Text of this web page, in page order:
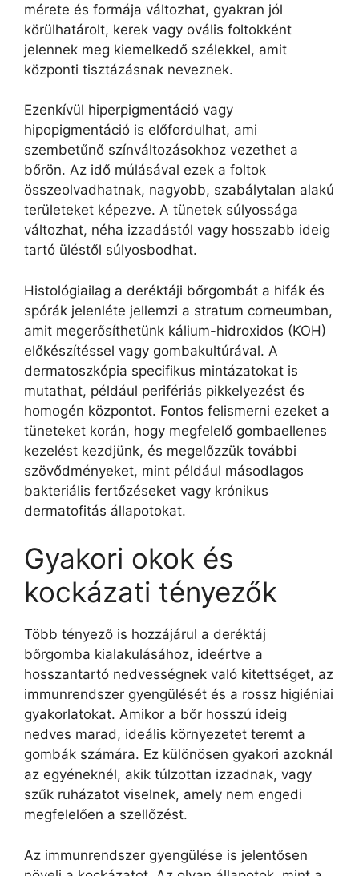
mérete és formája változhat, gyakran jól
körülhatárolt, kerek vagy ovális foltokként
jelennek meg kiemelkedő szélekkel, amit
központi tisztázásnak neveznek.
Ezenkívül hiperpigmentáció vagy
hipopigmentáció is előfordulhat, ami
szembetűnő színváltozásokhoz vezethet a
bőrön. Az idő múlásával ezek a foltok
összeolvadhatnak, nagyobb, szabálytalan alakú
területeket képezve. A tünetek súlyossága
változhat, néha izzadástól vagy hosszabb ideig
tartó üléstől súlyosbodhat.
Histológiailag a deréktáji bőrgombát a hifák és
spórák jelenléte jellemzi a stratum corneumban,
amit megerősíthetünk kálium-hidroxidos (KOH)
előkészítéssel vagy gombakultúrával. A
dermatoszkópia specifikus mintázatokat is
mutathat, például perifériás pikkelyezést és
homogén központot. Fontos felismerni ezeket a
tüneteket korán, hogy megfelelő gombaellenes
kezelést kezdjünk, és megelőzzük további
szövődményeket, mint például másodlagos
bakteriális fertőzéseket vagy krónikus
dermatofitás állapotokat.
Gyakori okok és
kockázati tényezők
Több tényező is hozzájárul a deréktáj
bőrgomba kialakulásához, ideértve a
hosszantartó nedvességnek való kitettséget, az
immunrendszer gyengülését és a rossz higiéniai
gyakorlatokat. Amikor a bőr hosszú ideig
nedves marad, ideális környezetet teremt a
gombák számára. Ez különösen gyakori azoknál
az egyéneknél, akik túlzottan izzadnak, vagy
szűk ruházatot viselnek, amely nem engedi
megfelelően a szellőzést.
Az immunrendszer gyengülése is jelentősen